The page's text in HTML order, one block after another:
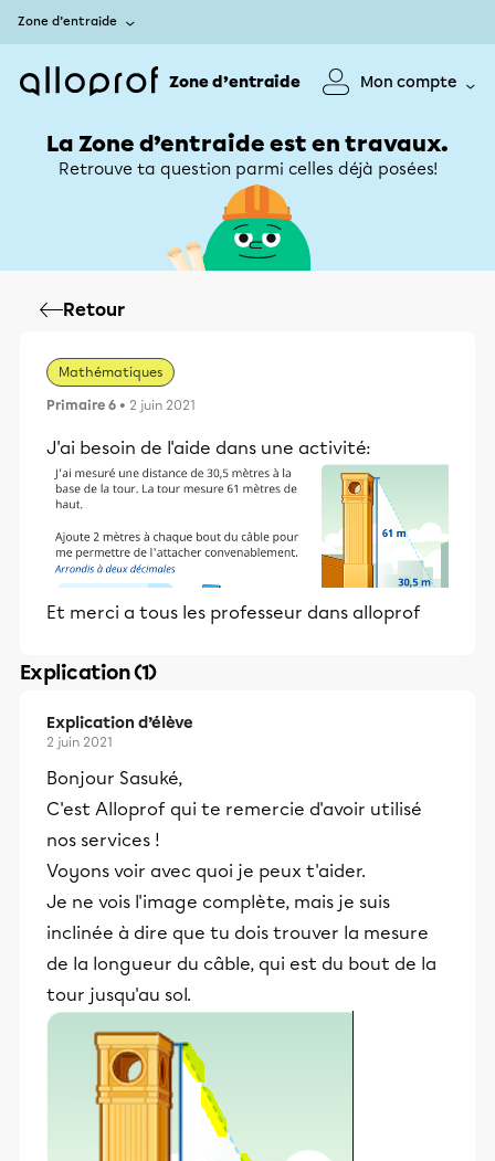
Zone d’entraide
Zone d’entraide Mon compte
La Zone d’entraide est en travaux.
Retrouve ta question parmi celles déjà posées!
Retour
Mathématiques
Primaire 6 • 2 juin 2021
J'ai besoin de l'aide dans une activité:
Et merci a tous les professeur dans alloprof
Explication (1)
Explication d’élève
2 juin 2021
Bonjour Sasuké,
C'est Alloprof qui te remercie d'avoir utilisé
nos services !
Voyons voir avec quoi je peux t'aider.
Je ne vois l'image complète, mais je suis
inclinée à dire que tu dois trouver la mesure
de la longueur du câble, qui est du bout de la
tour jusqu'au sol.